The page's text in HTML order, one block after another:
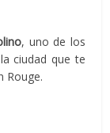
, uno de los
ciudad que te
Rouge.